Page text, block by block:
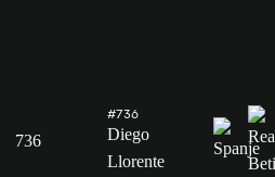
736
#736
Diego
Llorente